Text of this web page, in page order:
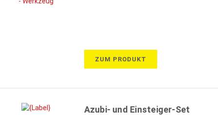
ZUM PRODUKT
Azubi- und Einsteiger-Set